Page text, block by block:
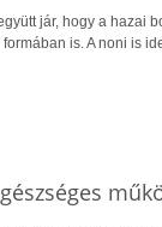
jár, hogy a hazai
is. A noni is